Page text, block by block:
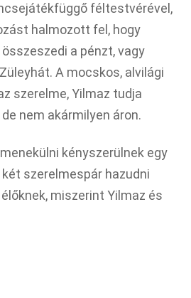
féltestvérével,
halmozott fel, hogy
a pénzt, vagy
A mocskos, alvilági
szerelme, Yilmaz tudja
nem akármilyen áron.
kényszerülnek egy
szerelmespár hazudni
miszerint Yilmaz és